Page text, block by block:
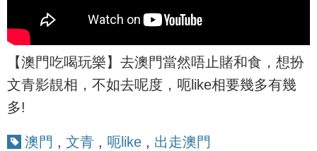
【澳門吃喝玩樂】去澳門當然唔止賭和食，想扮
文青影靚相，不如去呢度，呃like相要幾多有幾
多!
澳門 , 文青 , 呃like , 出走澳門